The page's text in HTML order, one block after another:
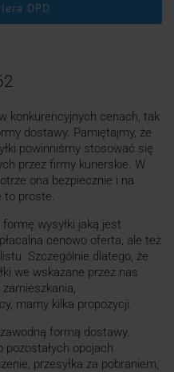
DPD
konkurencyjnych cenach, tak
dostawy. Pamiętajmy, że
powinniśmy stosować się
przez firmy kurierskie. W
ona bezpiecznie i na
to proste.
wysyłki jaką jest
cenowo oferta, ale też
Szczególnie dlatego, że
we wskazane przez nas
mamy kilka propozycji.
formą dostawy.
opcjach
przesyłka za pobraniem,